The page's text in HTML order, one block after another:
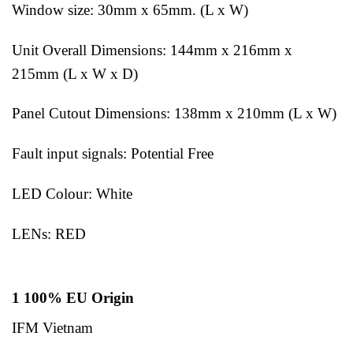
Window size: 30mm x 65mm. (L x W)
Unit Overall Dimensions: 144mm x 216mm x
215mm (L x W x D)
Panel Cutout Dimensions: 138mm x 210mm (L x W)
Fault input signals: Potential Free
LED Colour: White
LENs: RED
1 100% EU Origin
IFM Vietnam